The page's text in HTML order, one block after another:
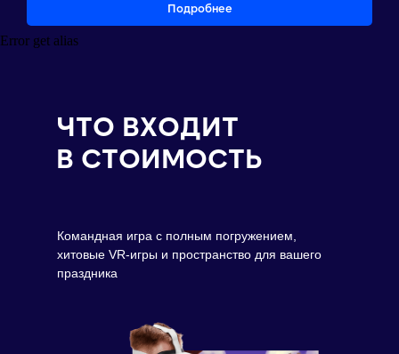
Подробнее
Error get alias
ЧТО ВХОДИТ
В СТОИМОСТЬ
Командная игра с полным погружением,
хитовые VR-игры и пространство для вашего
праздника